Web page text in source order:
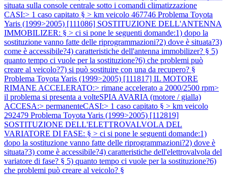
situata sulla console centrale sotto i comandi climatizzazione
CASI:> 1 caso capitato § > km veicolo 467746 Problema Toyota
Yaris (1999>2005) [111086] SOSTITUZIONE DELL'ANTENNA
IMMOBILIZER: § > ci si pone le seguenti domande:1) dopo la
sostituzione vanno fatte delle riprogrammazioni?2) dove è situata?3)
come è accessibile?4) caratteristiche dell'antenna immobilizer? § 5)
quanto tempo ci vuole per la sostituzione?6) che problemi può
creare al veicolo?7) si può sostituire con una da recupero? §
Problema Toyota Yaris (1999>2005) [111817] IL MOTORE
RIMANE ACCELERATO:> rimane accelerato a 2000/2500 rpm>
il problema si presenta a volteSPIA AVARIA (motore / gialla)
ACCESA:> permanenteCASI:> 1 caso capitato § > km veicolo
292479 Problema Toyota Yaris (1999>2005) [112819]
SOSTITUZIONE DELL'ELETTROVALVOLA DEL
VARIATORE DI FASE: § > ci si pone le seguenti domande:1)
dopo la sostituzione vanno fatte delle riprogrammazioni?2) dove è
situata?3) come è accessibile?4) caratteristiche dell'elettrovalvola del
variatore di fase? § 5) quanto tempo ci vuole per la sostituzione?6)
che problemi può creare al veicolo? §